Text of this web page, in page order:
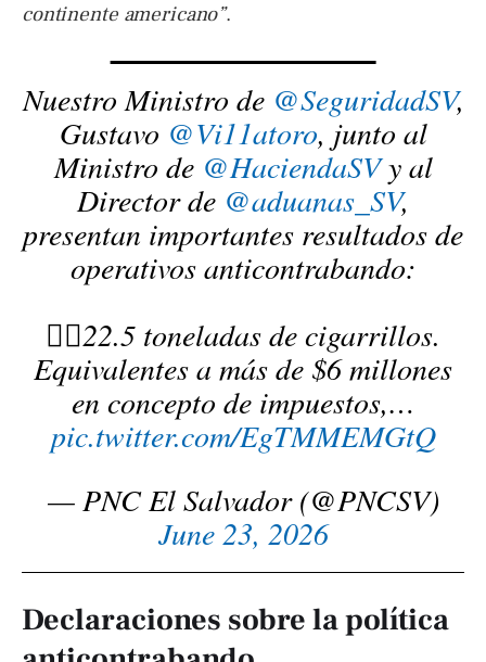
continente americano”.
Nuestro Ministro de @SeguridadSV,
Gustavo @Vi11atoro, junto al
Ministro de @HaciendaSVy al
Director de @aduanas_SV,
presentan importantes resultados de
operativos anticontrabando:
👉🏻22.5 toneladas de cigarrillos.
Equivalentes a más de $6 millones
en concepto de impuestos,…
pic.twitter.com/EgTMMEMGtQ
— PNC El Salvador (@PNCSV)
June 23, 2026
Declaraciones sobre la política